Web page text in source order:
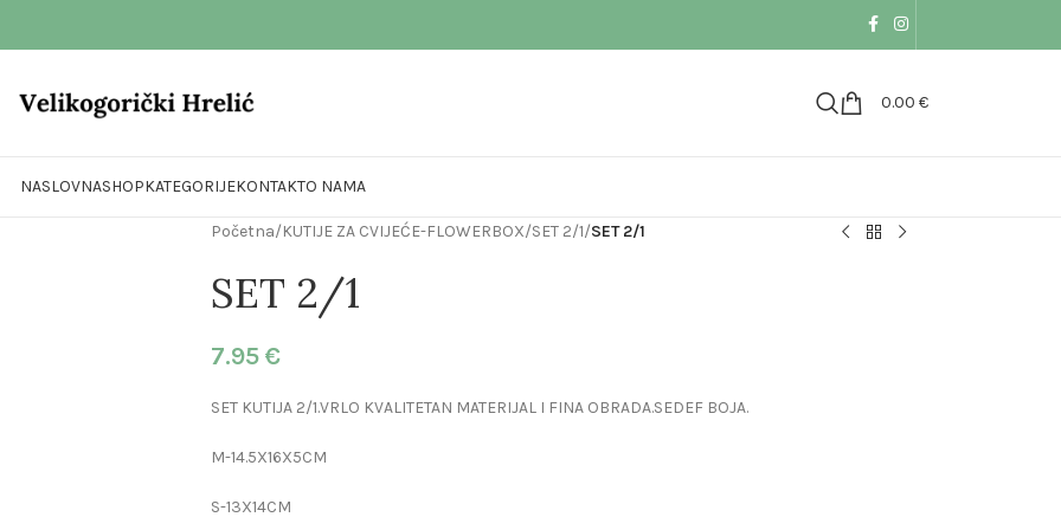
0.00 €
NASLOVNASHOPKATEGORIJEKONTAKTO NAMA
Početna/KUTIJE ZA CVIJEĆE-FLOWERBOX/SET 2/1/SET 2/1
SET 2/1
7.95 €
SET KUTIJA 2/1.VRLO KVALITETAN MATERIJAL I FINA OBRADA.SEDEF BOJA.
M-14.5X16X5CM
S-13X14CM